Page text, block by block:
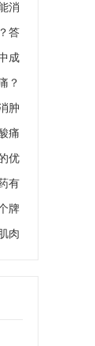
消
答
成
？
肿
痛
优
有
牌
肉